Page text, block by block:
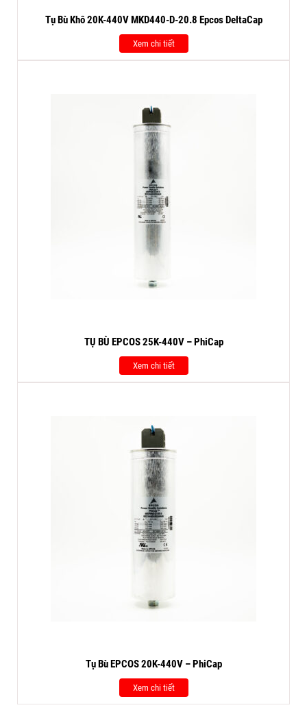
Tụ Bù Khô 20K-440V MKD440-D-20.8 Epcos DeltaCap
Xem chi tiết
TỤ BÙ EPCOS 25K-440V – PhiCap
Xem chi tiết
Tụ Bù EPCOS 20K-440V – PhiCap
Xem chi tiết